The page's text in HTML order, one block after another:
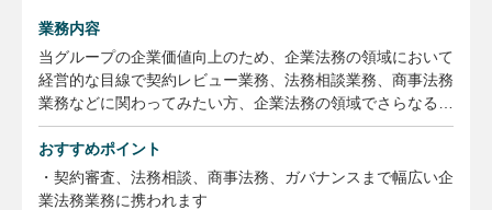
業務内容
当グループの企業価値向上のため、企業法務の領域において
経営的な目線で契約レビュー業務、法務相談業務、商事法務
業務などに関わってみたい方、企業法務の領域でさらなるキ
ャリアアップをされたい方など、チャレンジ・成長意欲のあ
る方からのご応募をお待ちしております。
【主な職務】
おすすめポイント
・契約審査、法務相談、商事法務、ガバナンスまで幅広い企
業法務業務に携われます